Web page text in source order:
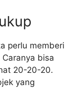
perlu memberi
bisa
20-20-20.
yang